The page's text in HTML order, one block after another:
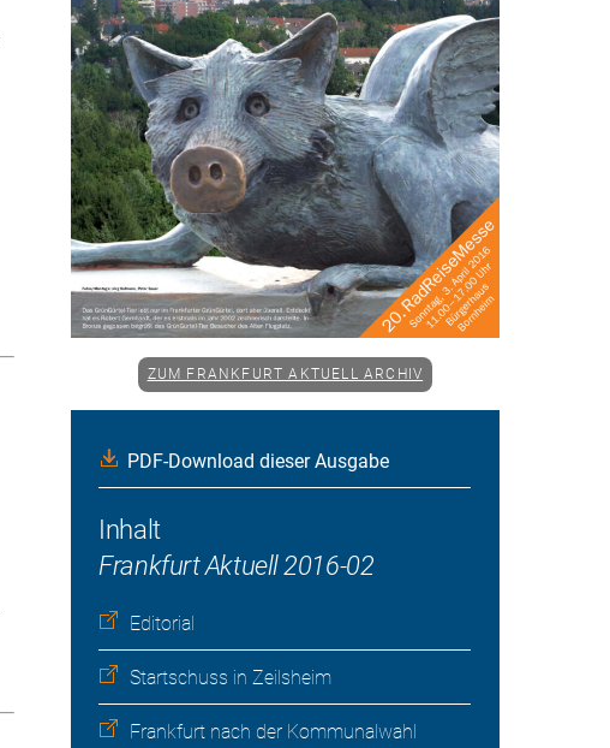
ZUM FRANKFURT AKTUELL ARCHIV
PDF-Download dieser Ausgabe
Inhalt
Frankfurt Aktuell 2016-02
Editorial
Startschuss in Zeilsheim
Frankfurt nach der Kommunalwahl